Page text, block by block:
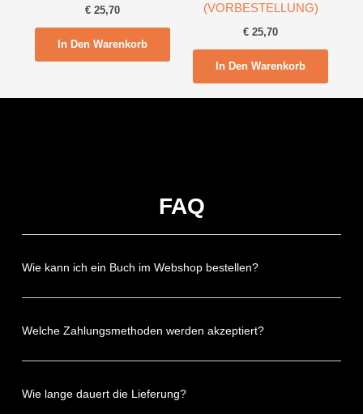
€25,70
In Den Warenkorb
(VORBESTELLUNG)
€ 25,70
In Den Warenkorb
FAQ
Wie kann ich ein Buch im Webshop bestellen?
Welche Zahlungsmethoden werden akzeptiert?
Wie lange dauert die Lieferung?